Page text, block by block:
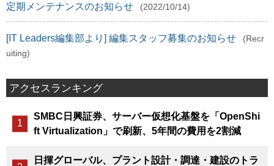
定期メンテナンスのお知らせ (2022/10/14)
[IT Leaders編集部より] 編集スタッフ募集のお知らせ
(Recr
uiting)
アクセスランキング
SMBC日興証券、サーバー仮想化基盤を「OpenShi
ft Virtualization」で刷新、5年間の費用を2割減
日揮グローバル、プラント設計・調達・建設のトラ